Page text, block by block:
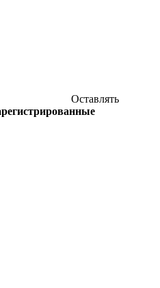
Оставлять